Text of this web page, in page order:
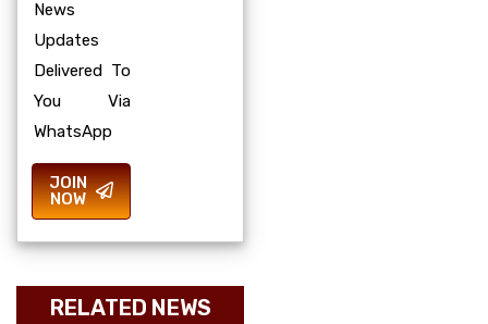
News
Updates
Delivered To
You Via
WhatsApp
JOIN
NOW
RELATED NEWS